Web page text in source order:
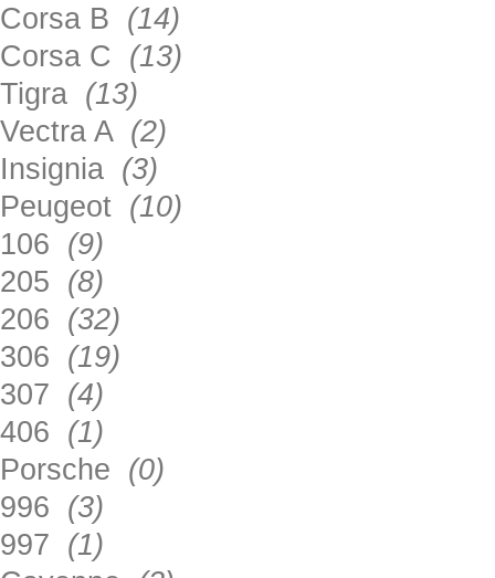
Corsa B (14)
Corsa C (13)
Tigra (13)
Vectra A (2)
Insignia (3)
Peugeot (10)
106 (9)
205 (8)
206 (32)
306 (19)
307 (4)
406 (1)
Porsche (0)
996 (3)
997 (1)